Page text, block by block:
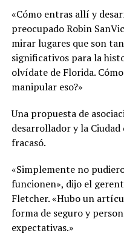
«Cómo entras allí y
preocupado Robin
mirar lugares que son
significativos para la
olvídate de Florida.
manipular eso?»
Una propuesta de
desarrollador y la
fracasó.
«Simplemente no
funcionen», dijo el
Fletcher. «Hubo un
forma de seguro y
expectativas.»